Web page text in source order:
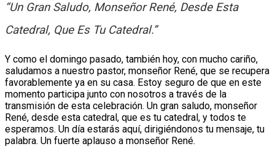
“Un Gran Saludo, Monseñor René, Desde Esta
Catedral, Que Es Tu Catedral.”
Y como el domingo pasado, también hoy, con mucho cariño,
saludamos a nuestro pastor, monseñor René, que se recupera
favorablemente ya en su casa. Estoy seguro de que en este
momento participa junto con nosotros a través de la
transmisión de esta celebración. Un gran saludo, monseñor
René, desde esta catedral, que es tu catedral, y todos te
esperamos. Un día estarás aquí, dirigiéndonos tu mensaje, tu
palabra. Un fuerte aplauso a monseñor René.